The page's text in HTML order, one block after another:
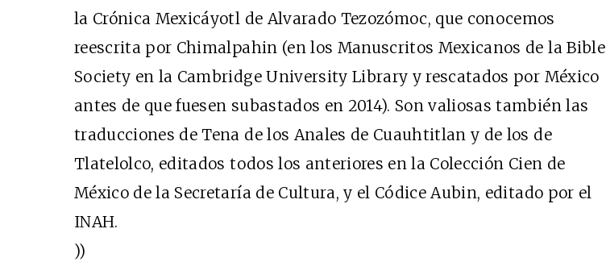
la Crónica Mexicáyotl de Alvarado Tezozómoc, que conocemos
reescrita por Chimalpahin (en los Manuscritos Mexicanos de la Bible
Society en la Cambridge University Library y rescatados por México
antes de que fuesen subastados en 2014). Son valiosas también las
traducciones de Tena de los Anales de Cuauhtitlan y de los de
Tlatelolco, editados todos los anteriores en la Colección Cien de
México de la Secretaría de Cultura, y el Códice Aubin, editado por el
INAH.
))